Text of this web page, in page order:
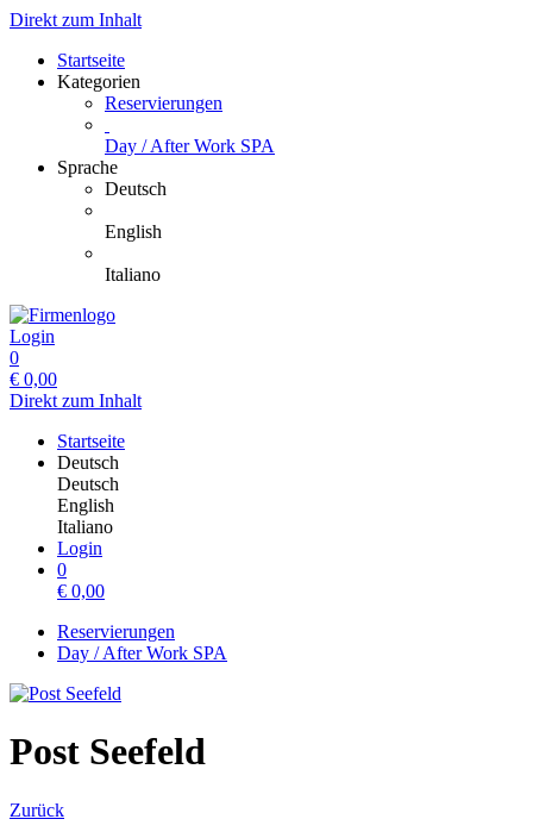
Direkt zum Inhalt
Startseite
Kategorien
Reservierungen
Day / After Work SPA
Sprache
Deutsch
English
Italiano
Login
0
€ 0,00
Direkt zum Inhalt
Startseite
Deutsch
Deutsch
English
Italiano
Login
0
€ 0,00
Reservierungen
Day / After Work SPA
Post Seefeld
Zurück